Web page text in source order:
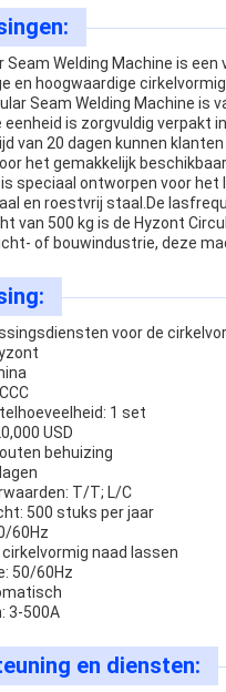
Seam Welding Machine is
en hoogwaardige
Seam Welding Machine
eenheid is zorgvuldig
van 20 dagen kunnen
het gemakkelijk
is speciaal ontworpen voor
en roestvrij staal.De
van 500 kg is de Hyzont
of bouwindustrie, deze
voor de
1 set
USD
behuizing
T/T; L/C
500 stuks per jaar
60Hz
naad lassen
50/60Hz
3-500A
en diensten: